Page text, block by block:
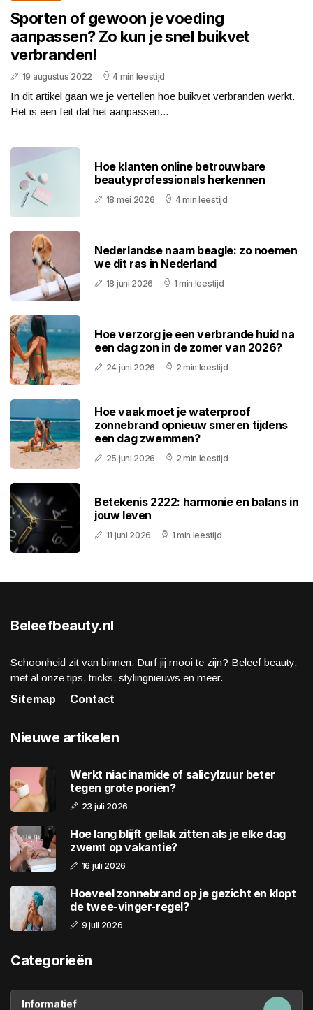
Sporten of gewoon je voeding
aanpassen? Zo kun je snel buikvet
verbranden!
19 augustus 2022 4 min leestijd
In dit artikel gaan we je vertellen hoe buikvet verbranden werkt.
Het is een feit dat het aanpassen...
Hoe klanten online betrouwbare
beautyprofessionals herkennen
18 mei 2026 4 min leestijd
Nederlandse naam beagle: zo noemen
we dit ras in Nederland
18 juni 2026 1 min leestijd
Hoe verzorg je een verbrande huid na
een dag zon in de zomer van 2026?
24 juni 2026 2 min leestijd
Hoe vaak moet je waterproof
zonnebrand opnieuw smeren tijdens
een dag zwemmen?
25 juni 2026 2 min leestijd
Betekenis 2222: harmonie en balans in
jouw leven
11 juni 2026 1 min leestijd
Beleefbeauty.nl
Schoonheid zit van binnen. Durf jij mooi te zijn? Beleef beauty,
met al onze tips, tricks, stylingnieuws en meer.
Sitemap
Contact
Nieuwe artikelen
Werkt niacinamide of salicylzuur beter
tegen grote poriën?
23 juli 2026
Hoe lang blijft gellak zitten als je elke dag
zwemt op vakantie?
16 juli 2026
Hoeveel zonnebrand op je gezicht en klopt
de twee-vinger-regel?
9 juli 2026
Categorieën
Informatief